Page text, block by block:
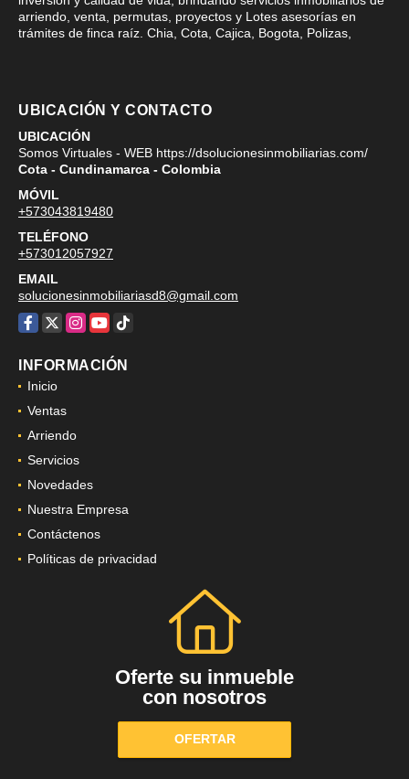
arriendo, venta, permutas, proyectos y Lotes asesorías en
trámites de finca raíz. Chia, Cota, Cajica, Bogota, Polizas,
UBICACIÓN Y CONTACTO
UBICACIÓN
Somos Virtuales - WEB https://dsolucionesinmobiliarias.com/
Cota - Cundinamarca - Colombia
MÓVIL
+573043819480
TELÉFONO
+573012057927
EMAIL
solucionesinmobiliariasd8@gmail.com
Facebook
X Instagram
YouTube
TikTok
INFORMACIÓN
Inicio
Ventas
Arriendo
Servicios
Novedades
Nuestra Empresa
Contáctenos
Políticas de privacidad
Oferte su inmueble
con nosotros
OFERTAR